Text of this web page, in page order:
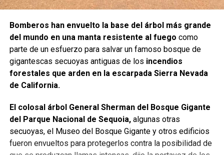
Bomberos han envuelto la base del árbol más grande
del mundo en una manta resistente al fuego como
parte de un esfuerzo para salvar un famoso bosque de
gigantescas secuoyas antiguas de los incendios
forestales que arden en la escarpada Sierra Nevada
de California.
El colosal árbol General Sherman del Bosque Gigante
del Parque Nacional de Sequoia,algunas otras
secuoyas, el Museo del Bosque Gigante y otros edificios
fueron envueltos para protegerlos contra la posibilidad de